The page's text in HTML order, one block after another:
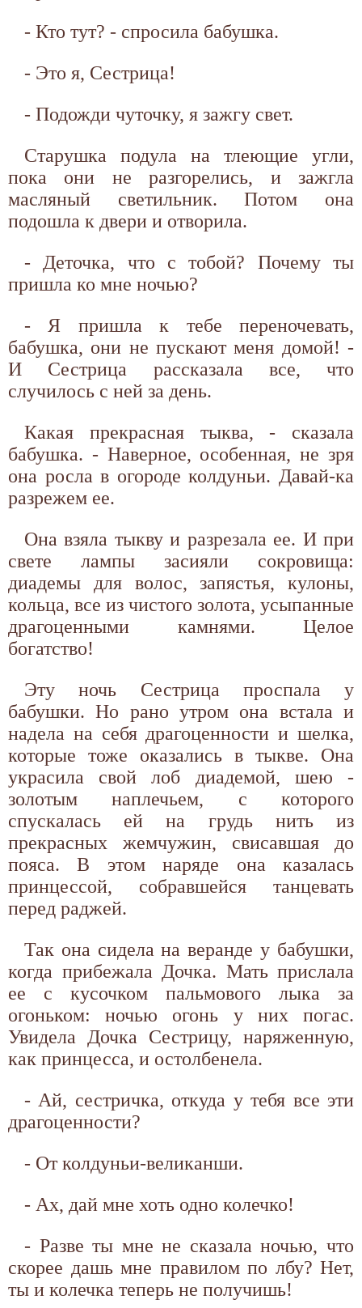
- Кто тут? - спросила бабушка.
- Это я, Сестрица!
- Подожди чуточку, я зажгу свет.
Старушка подула на тлеющие угли,
пока они не разгорелись, и зажгла
масляный светильник. Потом она
подошла к двери и отворила.
- Деточка, что с тобой? Почему ты
пришла ко мне ночью?
- Я пришла к тебе переночевать,
бабушка, они не пускают меня домой! -
И Сестрица рассказала все, что
случилось с ней за день.
Какая прекрасная тыква, - сказала
бабушка. - Наверное, особенная, не зря
она росла в огороде колдуньи. Давай-ка
разрежем ее.
Она взяла тыкву и разрезала ее. И при
свете лампы засияли сокровища:
диадемы для волос, запястья, кулоны,
кольца, все из чистого золота, усыпанные
драгоценными камнями. Целое
богатство!
Эту ночь Сестрица проспала у
бабушки. Но рано утром она встала и
надела на себя драгоценности и шелка,
которые тоже оказались в тыкве. Она
украсила свой лоб диадемой, шею -
золотым наплечьем, с которого
спускалась ей на грудь нить из
прекрасных жемчужин, свисавшая до
пояса. В этом наряде она казалась
принцессой, собравшейся танцевать
перед раджей.
Так она сидела на веранде у бабушки,
когда прибежала Дочка. Мать прислала
ее с кусочком пальмового лыка за
огоньком: ночью огонь у них погас.
Увидела Дочка Сестрицу, наряженную,
как принцесса, и остолбенела.
- Ай, сестричка, откуда у тебя все эти
драгоценности?
- От колдуньи-великанши.
- Ах, дай мне хоть одно колечко!
- Разве ты мне не сказала ночью, что
скорее дашь мне правилом по лбу? Нет,
ты и колечка теперь не получишь!